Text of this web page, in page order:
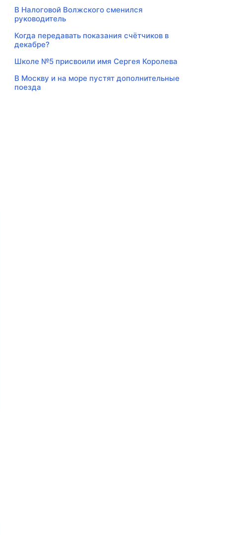
В Налоговой Волжского сменился
руководитель
Когда передавать показания счётчиков в
декабре?
Школе №5 присвоили имя Сергея Королева
В Москву и на море пустят дополнительные
поезда